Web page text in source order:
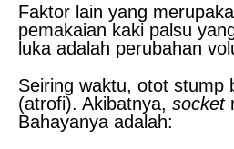
Faktor lain yang
pemakaian kaki palsu
luka adalah perubahan
Seiring waktu, otot stump
(atrofi). Akibatnya, socket
Bahayanya adalah: